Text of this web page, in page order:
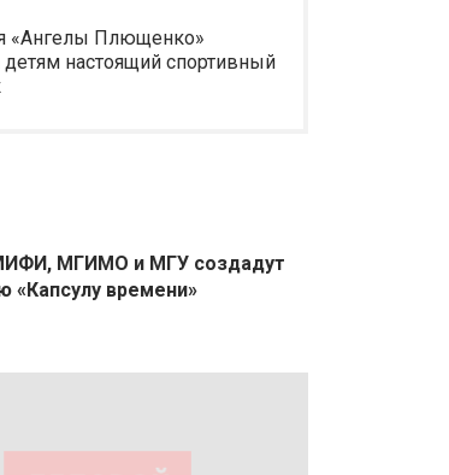
«Ангелы Плющенко»
детям настоящий спортивный
МГИМО и МГУ создадут
«Капсулу времени»